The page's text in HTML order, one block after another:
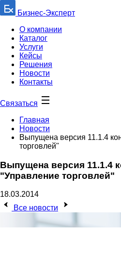
Бизнес-Эксперт
О компании
Каталог
Услуги
Кейсы
Решения
Новости
Контакты
Связаться
Главная
Новости
Выпущена версия 11.1.4
торговлей"
Выпущена версия 11.1.4
"Управление торговлей"
18.03.2014
Все новости